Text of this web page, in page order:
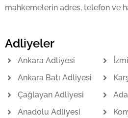
mahkemelerin adres, telefon ve
Adliyeler
Ankara Adliyesi
Ankara Batı Adliyesi
Çağlayan Adliyesi
Anadolu Adliyesi